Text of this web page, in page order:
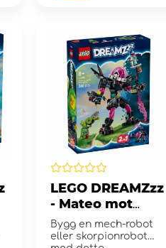
LEGO DREAMZzz
- Mateo mot
cyberhjärnrobot
en
Bygg en mech-robot
eller skorpionrobot